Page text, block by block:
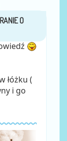
łóżku (
i go